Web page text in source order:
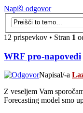
Napiši odgovor
12 prispevkov • Stran 1
WRF pro-napovedi
Napisal/-a
Z veseljem Vam
Forecasting model smo